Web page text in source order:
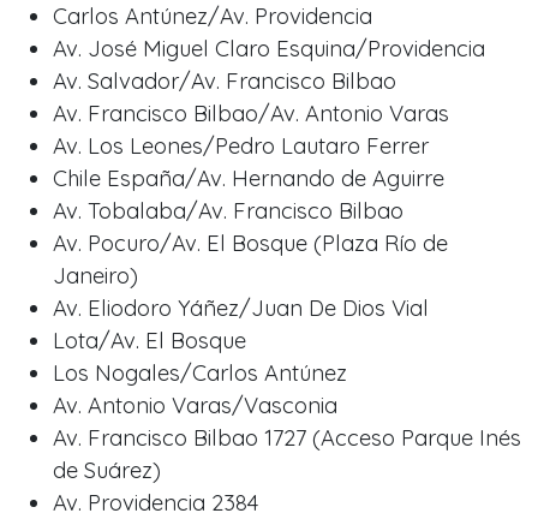
Carlos Antúnez/Av. Providencia
Av. José Miguel Claro Esquina/Providencia
Av. Salvador/Av. Francisco Bilbao
Av. Francisco Bilbao/Av. Antonio Varas
Av. Los Leones/Pedro Lautaro Ferrer
Chile España/Av. Hernando de Aguirre
Av. Tobalaba/Av. Francisco Bilbao
Av. Pocuro/Av. El Bosque (Plaza Río de
Janeiro)
Av. Eliodoro Yáñez/Juan De Dios Vial
Lota/Av. El Bosque
Los Nogales/Carlos Antúnez
Av. Antonio Varas/Vasconia
Av. Francisco Bilbao 1727 (Acceso Parque Inés
de Suárez)
Av. Providencia 2384